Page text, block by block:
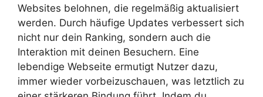
Websites belohnen, die regelmäßig aktualisiert
werden. Durch häufige Updates verbessert sich
nicht nur dein Ranking, sondern auch die
Interaktion mit deinen Besuchern. Eine
lebendige Webseite ermutigt Nutzer dazu,
immer wieder vorbeizuschauen, was letztlich zu